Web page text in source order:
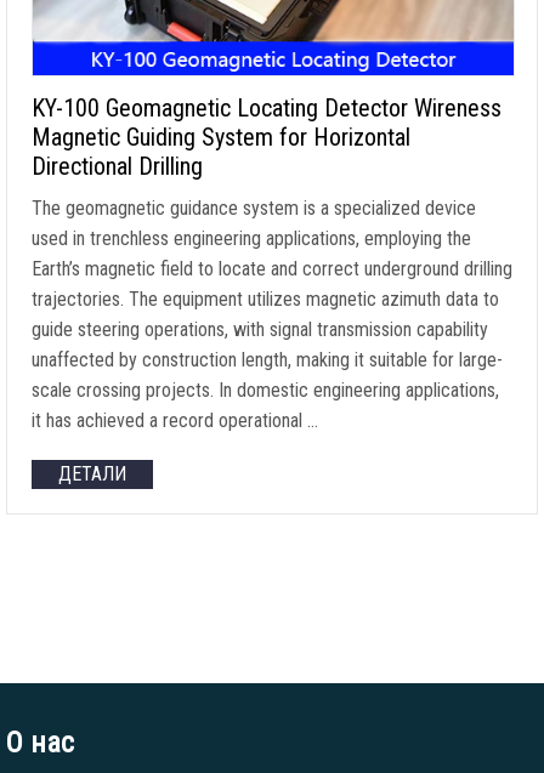
KY-100 Geomagnetic Locating Detector Wireness
Magnetic Guiding System for Horizontal
Directional Drilling
The geomagnetic guidance system is a specialized device
used in trenchless engineering applications, employing the
Earth’s magnetic field to locate and correct underground drilling
trajectories. The equipment utilizes magnetic azimuth data to
guide steering operations, with signal transmission capability
unaffected by construction length, making it suitable for large-
scale crossing projects. In domestic engineering applications,
it has achieved a record operational …
ДЕТАЛИ
О нас